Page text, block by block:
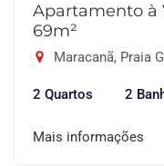
Apartamento à
69m²
Maracanã, Praia
2 Quartos 2
Mais informações